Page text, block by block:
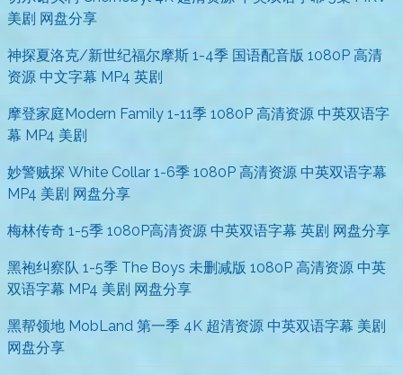
美剧 网盘分享
神探夏洛克/新世纪福尔摩斯 1-4季 国语配音版 1080P 高清
资源 中文字幕 MP4 英剧
摩登家庭Modern Family 1-11季 1080P 高清资源 中英双语字
幕 MP4 美剧
妙警贼探 White Collar 1-6季 1080P 高清资源 中英双语字幕
MP4 美剧 网盘分享
梅林传奇 1-5季 1080P高清资源 中英双语字幕 英剧 网盘分享
黑袍纠察队 1-5季 The Boys 未删减版 1080P 高清资源 中英
双语字幕 MP4 美剧 网盘分享
黑帮领地 MobLand 第一季 4K 超清资源 中英双语字幕 美剧
网盘分享